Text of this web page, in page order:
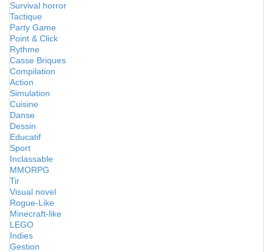
Survival horror
Tactique
Party Game
Point & Click
Rythme
Casse Briques
Compilation
Action
Simulation
Cuisine
Danse
Dessin
Educatif
Sport
Inclassable
MMORPG
Tir
Visual novel
Rogue-Like
Minecraft-like
LEGO
Indies
Gestion